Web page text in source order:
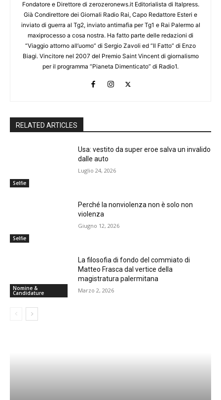
Fondatore e Direttore di zerozeronews.it Editorialista di Italpress.
Già Condirettore dei Giornali Radio Rai, Capo Redattore Esteri e
inviato di guerra al Tg2, inviato antimafia per Tg1 e Rai Palermo al
maxiprocesso a cosa nostra. Ha fatto parte delle redazioni di
“Viaggio attorno all’uomo” di Sergio Zavoli ed “Il Fatto” di Enzo
Biagi. Vincitore nel 2007 del Premio Saint Vincent di giornalismo
per il programma “Pianeta Dimenticato” di Radio1.
RELATED ARTICLES
Selfie
Usa: vestito da super eroe salva un invalido
dalle auto
Luglio 24, 2026
Selfie
Perché la nonviolenza non è solo non
violenza
Giugno 12, 2026
Nomine &
Candidature
La filosofia di fondo del commiato di
Matteo Frasca dal vertice della
magistratura palermitana
Marzo 2, 2026